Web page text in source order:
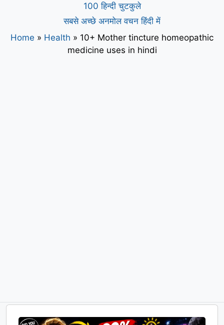
100 हिन्दी चुटकुले
सबसे अच्छे अनमोल वचन हिंदी में
Home » Health » 10+ Mother tincture homeopathic
medicine uses in hindi